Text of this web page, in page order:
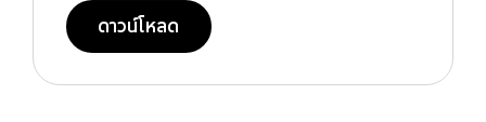
ดาวน์โหลด